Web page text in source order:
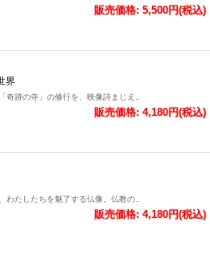
販売価格: 5,500円(税込)
界
奇跡の寺」の修行を、映像詩まじえ..
販売価格: 4,180円(税込)
わたしたちを魅了する仏像。仏教の..
販売価格: 4,180円(税込)